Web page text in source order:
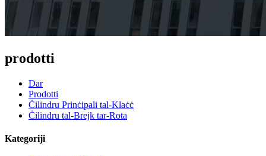
prodotti
Dar
Prodotti
Ċilindru Prinċipali tal-Klaċċ
Ċilindru tal-Brejk tar-Rota
Kategoriji